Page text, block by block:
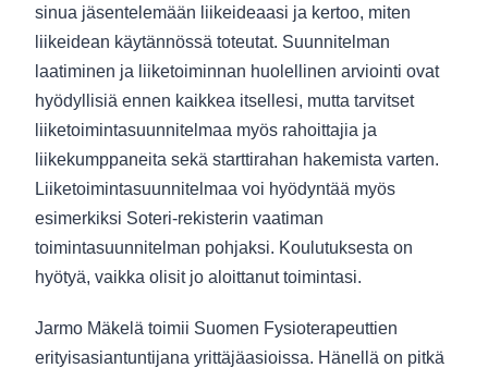
sinua jäsentelemään liikeideaasi ja kertoo, miten
liikeidean käytännössä toteutat. Suunnitelman
laatiminen ja liiketoiminnan huolellinen arviointi ovat
hyödyllisiä ennen kaikkea itsellesi, mutta tarvitset
liiketoimintasuunnitelmaa myös rahoittajia ja
liikekumppaneita sekä starttirahan hakemista varten.
Liiketoimintasuunnitelmaa voi hyödyntää myös
esimerkiksi Soteri-rekisterin vaatiman
toimintasuunnitelman pohjaksi. Koulutuksesta on
hyötyä, vaikka olisit jo aloittanut toimintasi.
Jarmo Mäkelä toimii Suomen Fysioterapeuttien
erityisasiantuntijana yrittäjäasioissa. Hänellä on pitkä